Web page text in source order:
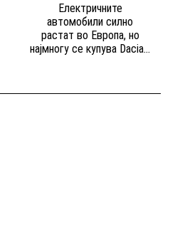
Електричните
автомобили силно
растат во Европа, но
најмногу се купува Dacia...